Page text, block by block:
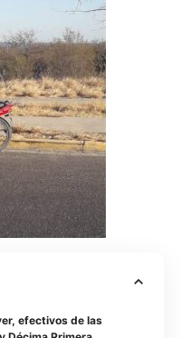
efectivos de las